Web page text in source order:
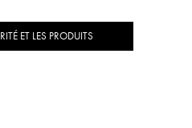
ET LES PRODUITS